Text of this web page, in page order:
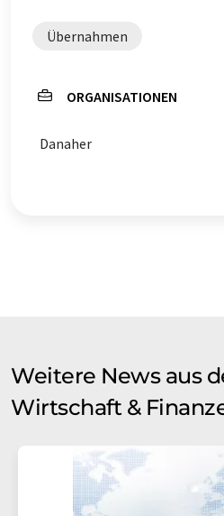
Übernahmen
ORGANISATIONEN
Danaher
Weitere News aus
Wirtschaft &